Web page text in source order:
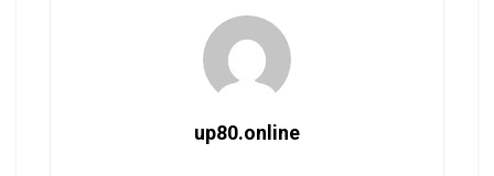
up80.online